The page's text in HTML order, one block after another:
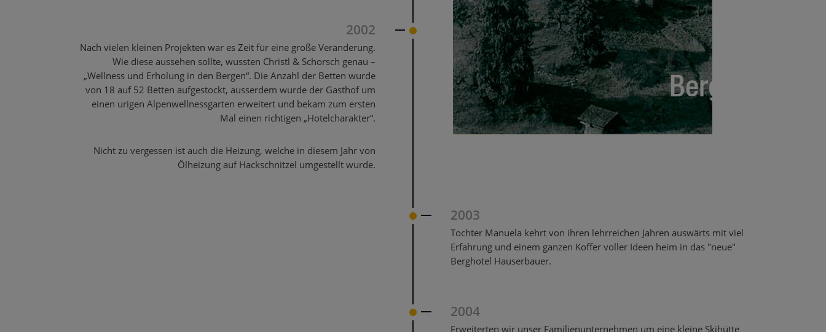
2002
Nach vielen kleinen Projekten war es Zeit für eine große Veränderung.
Wie diese aussehen sollte, wussten Christl & Schorsch genau –
„Wellness und Erholung in den Bergen“. Die Anzahl der Betten wurde
von 18 auf 52 Betten aufgestockt, ausserdem wurde der Gasthof um
einen urigen Alpenwellnessgarten erweitert und bekam zum ersten
Mal einen richtigen „Hotelcharakter“.
Nicht zu vergessen ist auch die Heizung, welche in diesem Jahr von
Ölheizung auf Hackschnitzel umgestellt wurde.
2003
Tochter Manuela kehrt von ihren lehrreichen Jahren auswärts mit viel
Erfahrung und einem ganzen Koffer voller Ideen heim in das "neue"
Berghotel Hauserbauer.
2004
Erweiterten wir unser Familienunternehmen um eine kleine Skihütte